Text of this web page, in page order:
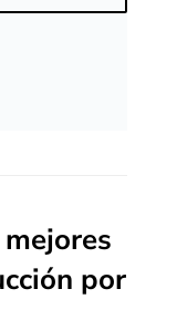
por